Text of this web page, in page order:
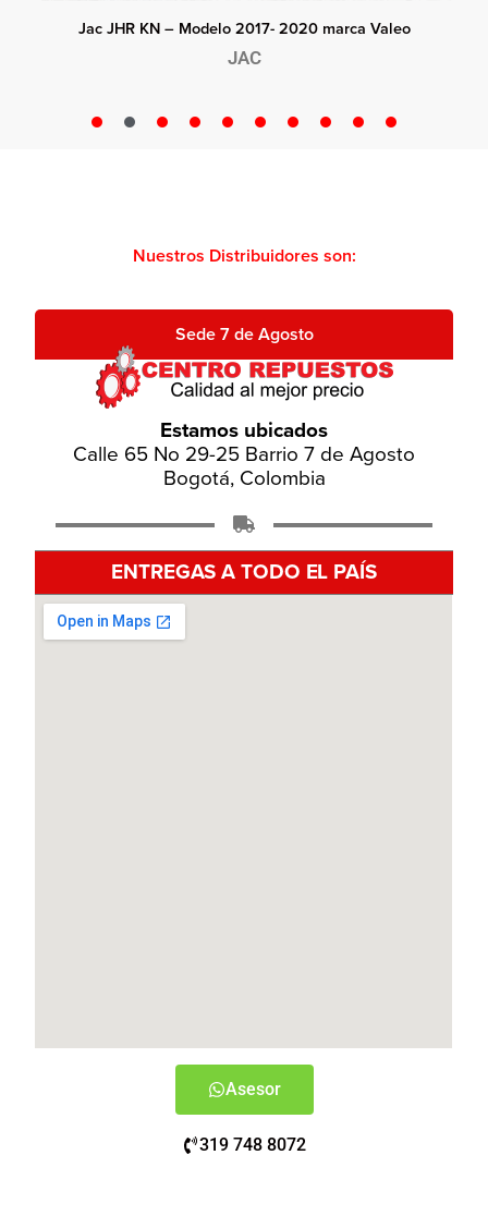
Jac JHR KN – Modelo 2017- 2020 marca Valeo
JAC
Nuestros Distribuidores son:
Sede 7 de Agosto
Estamos ubicados
Calle 65 No 29-25 Barrio 7 de Agosto
Bogotá, Colombia
ENTREGAS A TODO EL PAÍS
Asesor
319 748 8072